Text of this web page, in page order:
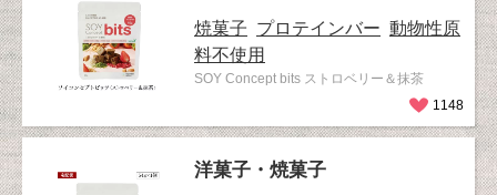
焼菓子 プロテインバー 動物性原
料不使用
SOY Concept bits ストロベリー＆抹茶
1148
洋菓子・焼菓子